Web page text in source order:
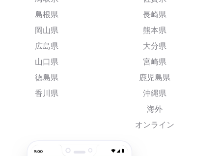
島根県
岡山県
広島県
山口県
徳島県
香川県
長崎県
熊本県
大分県
宮崎県
鹿児島県
沖縄県
海外
オンライン